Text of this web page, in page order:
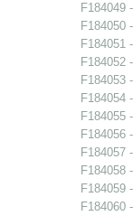
F184049
F184050
F184051
F184052
F184053
F184054
F184055
F184056
F184057
F184058
F184059
F184060